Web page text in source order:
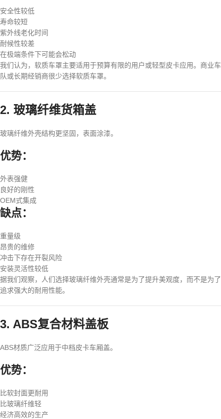
安全性较低
寿命较短
紫外线老化时间
耐候性较差
在极端条件下可能会松动
我们认为，软质车罩主要适用于预算有限的用户或轻型皮卡应用。商业车
队或长期经销商很少选择软质车罩。
2. 玻璃纤维货箱盖
玻璃纤维外壳结构更坚固，表面涂漆。
优势：
外表强健
良好的刚性
OEM式集成
缺点：
重量级
昂贵的维修
冲击下存在开裂风险
安装灵活性较低
据我们观察，人们选择玻璃纤维外壳通常是为了提升美观度，而不是为了
追求强大的耐用性能。
3. ABS复合材料盖板
ABS材质广泛应用于中档皮卡车厢盖。
优势：
比软封面更耐用
比玻璃纤维轻
经济高效的生产